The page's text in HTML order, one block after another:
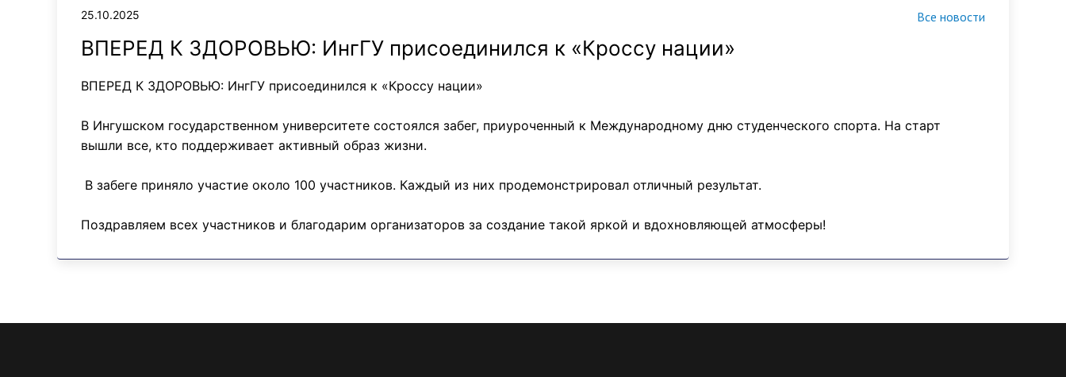
25.10.2025 Все новости
ВПЕРЕД К ЗДОРОВЬЮ: ИнгГУ присоединился к «Кроссу нации»
ВПЕРЕД К ЗДОРОВЬЮ: ИнгГУ присоединился к «Кроссу нации»
В Ингушском государственном университете состоялся забег, приуроченный к Международному дню студенческого спорта. На старт
вышли все, кто поддерживает активный образ жизни.
В забеге приняло участие около 100 участников. Каждый из них продемонстрировал отличный результат.
Поздравляем всех участников и благодарим организаторов за создание такой яркой и вдохновляющей атмосферы!